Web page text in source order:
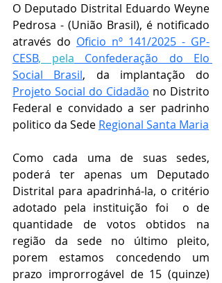
O Deputado Distrital Eduardo Weyne
Pedrosa - (União Brasil), é notificado
através do Oficio nº 141/2025 - GP-
CESB, pela Confederação do Elo
Social Brasil
Projeto Social do Cidadão no Distrito
Federal e convidado a ser padrinho
politico da Sede Regional Santa Maria
Como cada uma de suas sedes,
poderá ter apenas um Deputado
Distrital para apadrinhá-la, o critério
adotado pela instituição foi  o de
quantidade de votos obtidos na
região da sede no último pleito,
porem estamos concedendo um
prazo improrrogável de 15 (quinze)